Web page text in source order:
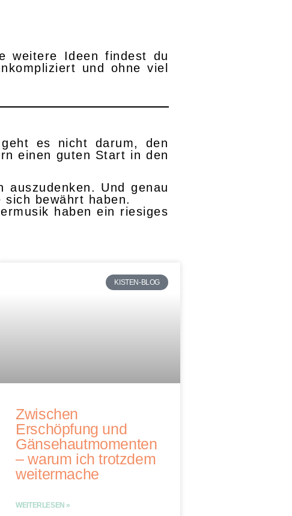
weitere Ideen findest du
und ohne viel
es nicht darum, den
einen guten Start in den
Und genau
bewährt haben.
haben ein riesiges
KISTEN-BLOG
Zwischen
Erschöpfung und
Gänsehautmomenten
– warum ich trotzdem
weitermache
WEITERLESEN »